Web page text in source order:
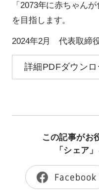
「2073年に赤ちゃん
を目指します。
2024年2月 代表取締
詳細PDFダウンロ
この記事がお
「シェア
Facebook